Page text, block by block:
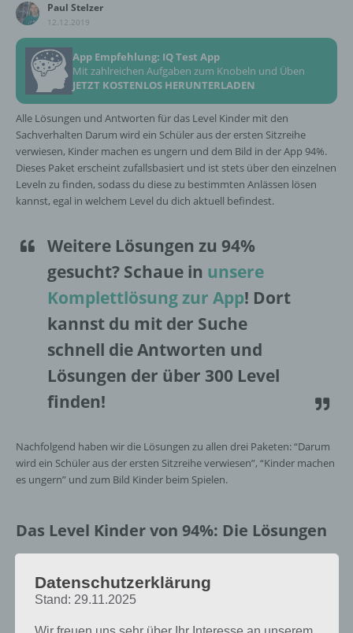
Paul Stelzer
12.12.2019
App Empfehlung: IQ Test App
Mit zahlreichen Aufgaben zum Knobeln und Üben
JETZT KOSTENLOS HERUNTERLADEN
Alle Lösungen und Antworten für das Level Kinder mit den
Sachverhalten Darum wird ein Schüler aus der ersten Sitzreihe
verwiesen, Kinder machen es ungern und dem Bild in der App 94%.
Dieses Paket erscheint zufallsbasiert und ist stets über den einzelnen
Leveln zu finden, sodass du diese zu bestimmten Anlässen lösen
kannst, egal in welchem Level du dich aktuell befindest.
Weitere Lösungen zu 94%
gesucht? Schaue in unsere
Komplettlösung zur App! Dort
kannst du mit der Suche
schnell die Antworten und
Lösungen der über 300 Level
finden!
Nachfolgend haben wir die Lösungen zu allen drei Paketen: “Darum
wird ein Schüler aus der ersten Sitzreihe verwiesen”, “Kinder machen
es ungern” und zum Bild Kinder beim Spielen.
Das Level Kinder von 94%: Die Lösungen
Datenschutzerklärung
Stand: 29.11.2025